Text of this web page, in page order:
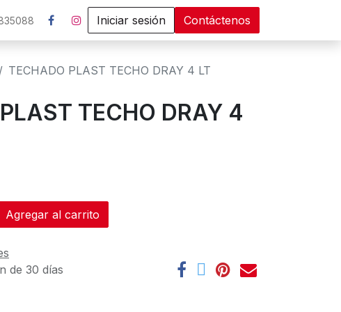
Iniciar sesión Contáctenos
TECHADO PLAST TECHO DRAY 4 LT
TECHO DRAY 4
Agregar al carrito
de 30 días